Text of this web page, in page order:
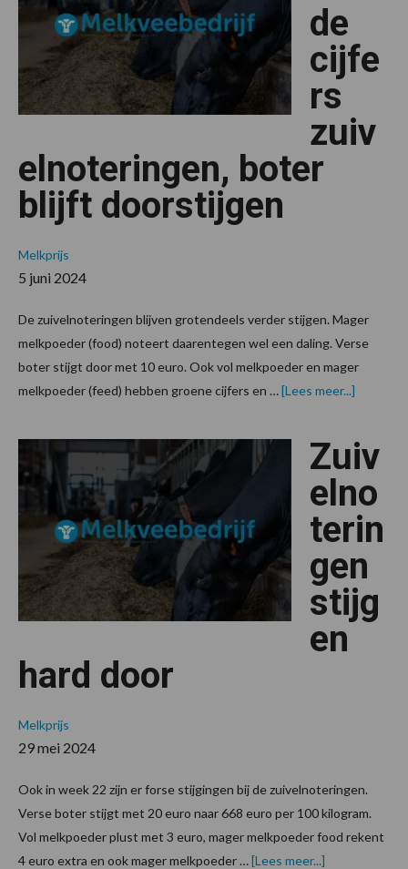
de
cijfe
rs
zuiv
elnoteringen, boter
blijft doorstijgen
Melkprijs
5 juni 2024
De zuivelnoteringen blijven grotendeels verder stijgen. Mager
melkpoeder (food) noteert daarentegen wel een daling. Verse
boter stijgt door met 10 euro. Ook vol melkpoeder en mager
melkpoeder (feed) hebben groene cijfers en …[Lees meer...]
blijft
Zuiv
elno
terin
gen
stijg
en
hard door
Melkprijs
29 mei 2024
Ook in week 22 zijn er forse stijgingen bij de zuivelnoteringen.
Verse boter stijgt met 20 euro naar 668 euro per 100 kilogram.
Vol melkpoeder plust met 3 euro, mager melkpoeder food rekent
4 euro extra en ook mager melkpoeder …[Lees meer...]